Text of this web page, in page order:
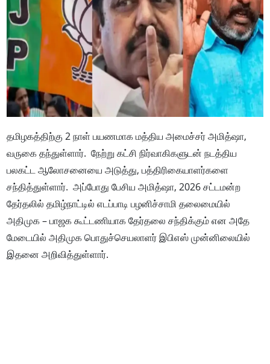
தமிழகத்திற்கு 2 நாள் பயணமாக மத்திய அமைச்சர் அமித்ஷா,
வருகை தந்துள்ளார். நேற்று கட்சி நிர்வாகிகளுடன் நடத்திய
பலகட்ட ஆலோசனையை அடுத்து, பத்திரிகையாளர்களை
சந்தித்துள்ளார். அப்போது பேசிய அமித்ஷா, 2026 சட்டமன்ற
தேர்தலில் தமிழ்நாட்டில் எடப்பாடி பழனிச்சாமி தலைமையில்
அதிமுக – பாஜக கூட்டணியாக தேர்தலை சந்திக்கும் என அதே
மேடையில் அதிமுக பொதுச்செயலாளர் இபிஎஸ் முன்னிலையில்
இதனை அறிவித்துள்ளார்.